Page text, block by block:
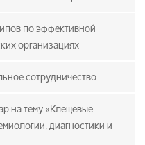
по эффективной
организациях
сотрудничество
на тему «Клещевые
диагностики и